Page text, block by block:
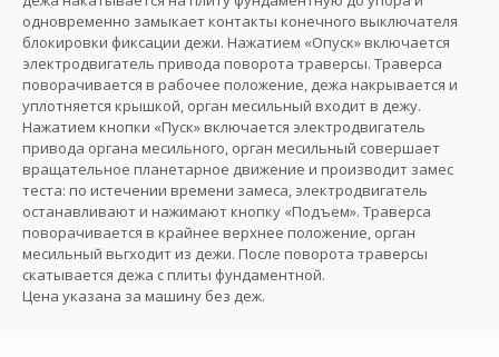
одновременно замыкает контакты конечного выключателя
блокировки фиксации дежи. Нажатием «Опуск» включается
электродвигатель привода поворота траверсы. Траверса
поворачивается в рабочее положение, дежа накрывается и
уплотняется крышкой, орган месильный входит в дежу.
Нажатием кнопки «Пуск» включается электродвигатель
привода органа месильного, орган месильный совершает
вращательное планетарное движение и производит замес
теста: по истечении времени замеса, электродвигатель
останавливают и нажимают кнопку «Подъем». Траверса
поворачивается в крайнее верхнее положение, орган
месильный вьгходит из дежи. После поворота траверсы
скатывается дежа с плиты фундаментной.
Цена указана за машину без деж.